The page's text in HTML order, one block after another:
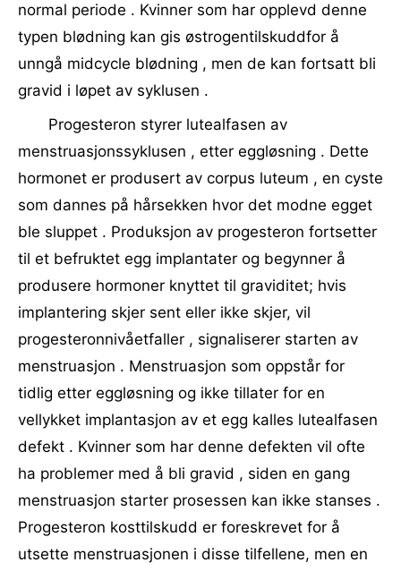
normal periode . Kvinner som har opplevd denne
typen blødning kan gis østrogentilskuddfor å
unngå midcycle blødning , men de kan fortsatt bli
gravid i løpet av syklusen .
Progesteron styrer lutealfasen av
menstruasjonssyklusen , etter eggløsning . Dette
hormonet er produsert av corpus luteum , en cyste
som dannes på hårsekken hvor det modne egget
ble sluppet . Produksjon av progesteron fortsetter
til et befruktet egg implantater og begynner å
produsere hormoner knyttet til graviditet; hvis
implantering skjer sent eller ikke skjer, vil
progesteronnivåetfaller , signaliserer starten av
menstruasjon . Menstruasjon som oppstår for
tidlig etter eggløsning og ikke tillater for en
vellykket implantasjon av et egg kalles lutealfasen
defekt . Kvinner som har denne defekten vil ofte
ha problemer med å bli gravid , siden en gang
menstruasjon starter prosessen kan ikke stanses .
Progesteron kosttilskudd er foreskrevet for å
utsette menstruasjonen i disse tilfellene, men en